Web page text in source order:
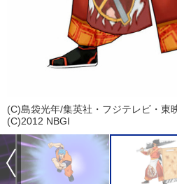
(C)島袋光年/集英社・フジテレビ・東
(C)2012 NBGI